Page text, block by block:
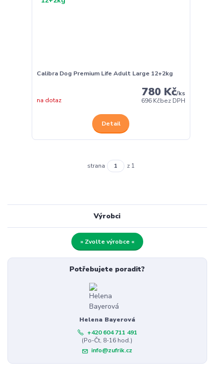
Calibra Dog Premium Life Adult Large 12+2kg
780 Kč/ks
696 Kčbez DPH
na dotaz
Detail
strana z 1
Potřebujete poradit?
Helena Bayerová
+420 604 711 491
(Po-Čt, 8-16 hod.)
info@zufrik.cz
Výrobci
» Zvolte výrobce «